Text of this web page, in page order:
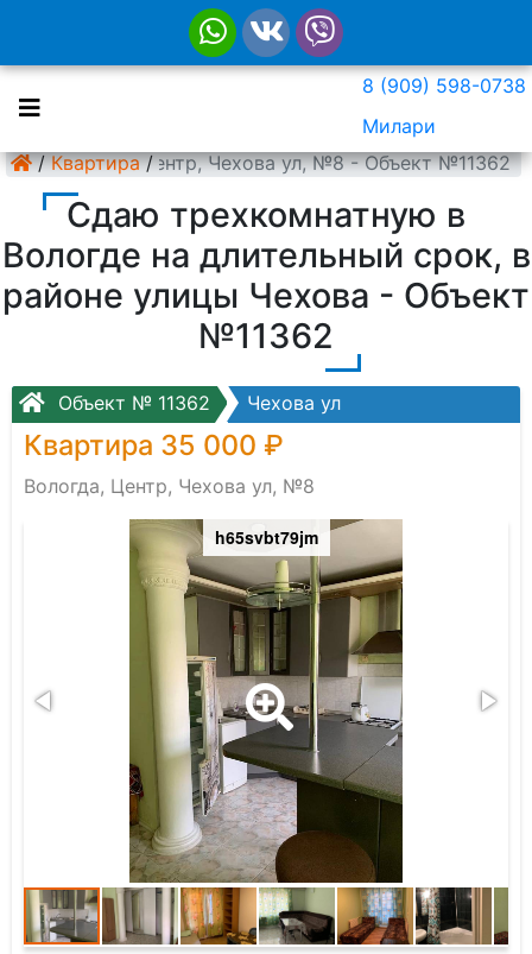
8 (909) 598-0738
Милари
/ Квартира /
Вологда, Центр, Чехова ул, №8 - Объект №11362
Сдаю трехкомнатную в
Вологде на длительный срок, в
районе улицы Чехова - Объект
№11362
Объект № 11362 Чехова ул
Квартира 35 000 ₽
Вологда, Центр, Чехова ул, №8
h65svbt79jm